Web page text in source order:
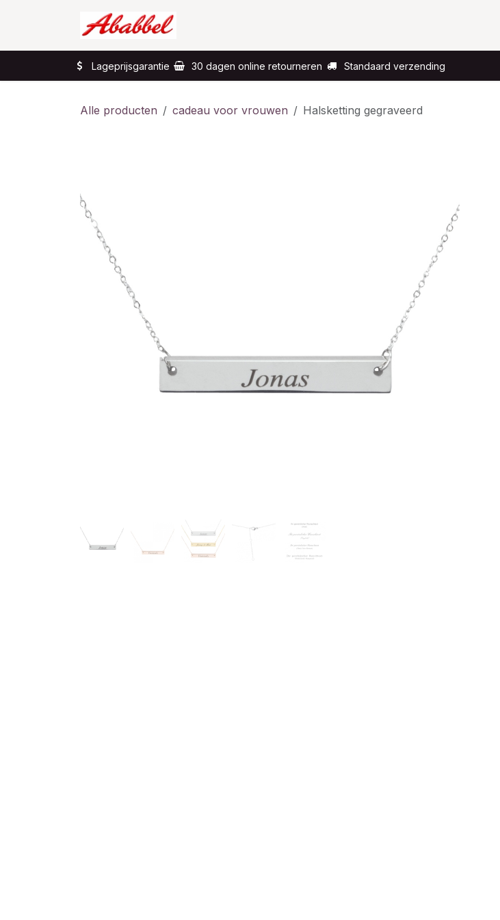
Lageprijsgarantie 30 dagen online retourneren Standaard verzending
Alle producten cadeau voor vrouwen Halsketting gegraveerd